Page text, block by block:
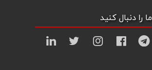
ما را دنبال کنید